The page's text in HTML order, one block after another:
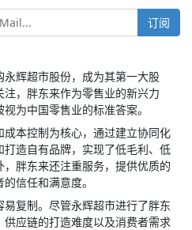
订阅
辉超市股份，成为其第一大股
，胖东来作为零售业的新兴力
为中国零售业的标准答案。
本控制为核心，通过建立协同化
造自有品牌，实现了低毛利、低
胖东来还注重服务，提供优质的
信任和满意度。
复制。尽管永辉超市进行了胖东
应链的打造难度以及消费者需求